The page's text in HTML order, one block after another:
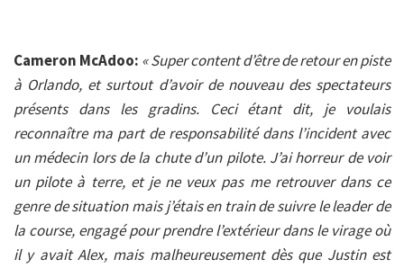
Cameron McAdoo: « Super content d’être de retour en piste
à Orlando, et surtout d’avoir de nouveau des spectateurs
présents dans les gradins. Ceci étant dit, je voulais
reconnaître ma part de responsabilité dans l’incident avec
un médecin lors de la chute d’un pilote. J’ai horreur de voir
un pilote à terre, et je ne veux pas me retrouver dans ce
genre de situation mais j’étais en train de suivre le leader de
la course, engagé pour prendre l’extérieur dans le virage où
il y avait Alex, mais malheureusement dès que Justin est